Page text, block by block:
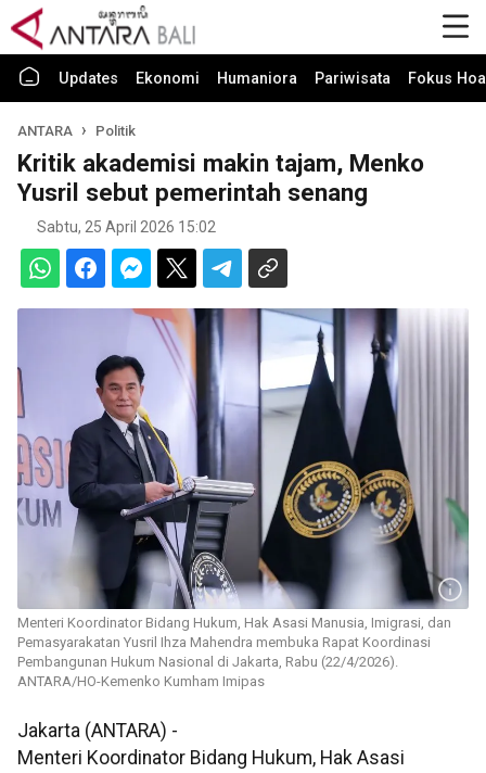
Updates Ekonomi Humaniora Pariwisata Fokus
ANTARA Politik
Kritik akademisi makin tajam, Menko
Yusril sebut pemerintah senang
Sabtu, 25 April 2026 15:02
Menteri Koordinator Bidang Hukum, Hak Asasi Manusia, Imigrasi, dan
Pemasyarakatan Yusril Ihza Mahendra membuka Rapat Koordinasi
Pembangunan Hukum Nasional di Jakarta, Rabu (22/4/2026).
ANTARA/HO-Kemenko Kumham Imipas
Jakarta (ANTARA) -
Menteri Koordinator Bidang Hukum, Hak Asasi